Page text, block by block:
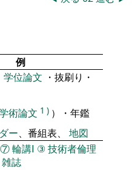
例
学位論文 ・抜刷り・
術論文 1 ) ）・年鑑
ー、番組表、 地図
⑦輪講Ⅰ ③技術者倫理
雑誌